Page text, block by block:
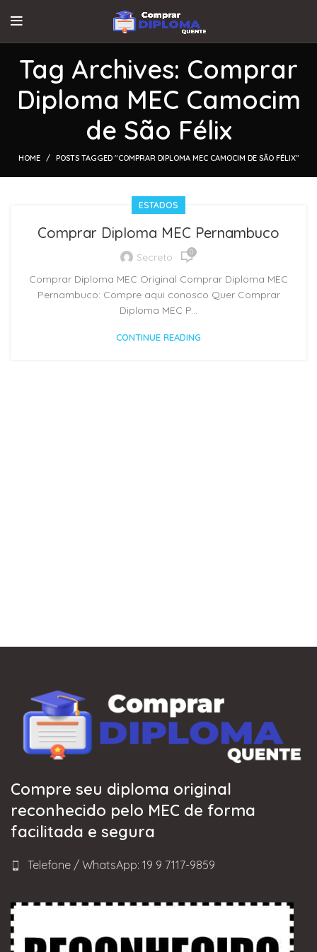
Tag Archives: Comprar
Diploma MEC Camocim
de São Félix
HOME POSTS TAGGED "COMPRAR DIPLOMA MEC CAMOCIM DE SÃO FÉLIX"
ESTADOS
Comprar Diploma MEC Pernambuco
Secreto 0
Comprar Diploma MEC Original Comprar Diploma MEC
Pernambuco: Compre aqui conosco Quer Comprar
Diploma MEC P...
CONTINUE READING
Compre seu diploma original
reconhecido pelo MEC de forma
facilitada e segura
Telefone / WhatsApp: 19 9 7117-9859